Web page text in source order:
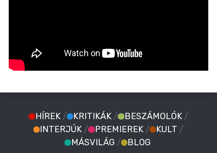
HÍREK / KRITIKÁK / BESZÁMOLÓK /
INTERJÚK / PREMIEREK / KULT /
MÁSVILÁG / BLOG